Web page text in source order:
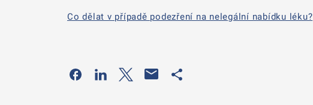
Co dělat v případě podezření na nelegální nabídku léku?
Odkaz se otevře na nové kartě
Odkaz se otevře na nové kartě
Odkaz se otevře na nové kartě